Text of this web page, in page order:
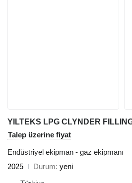
YILTEKS LPG CLYNDER
Talep üzerine fiyat
Endüstriyel ekipman - gaz ekipmanı
2025
Durum yeni